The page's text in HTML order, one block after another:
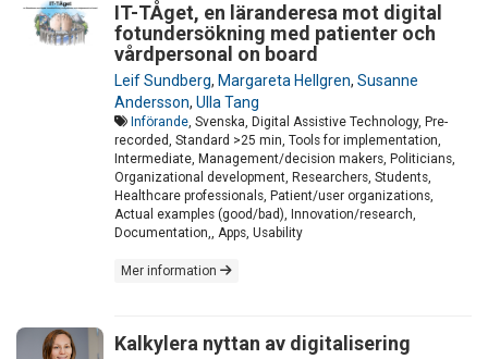
IT-TÅget, en läranderesa mot digital
fotundersökning med patienter och
vårdpersonal on board
Leif Sundberg, Margareta Hellgren, Susanne
Andersson, Ulla Tang
Införande, Svenska, Digital Assistive Technology, Pre-
recorded, Standard >25 min, Tools for implementation,
Intermediate, Management/decision makers, Politicians,
Organizational development, Researchers, Students,
Healthcare professionals, Patient/user organizations,
Actual examples (good/bad), Innovation/research,
Documentation,, Apps, Usability
Mer information
Kalkylera nyttan av digitalisering